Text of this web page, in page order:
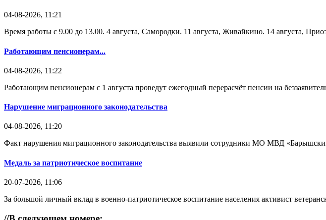
04-08-2026, 11:21
Время работы с 9.00 до 13.00. 4 августа, Самородки. 11 августа, Живайкино. 14 августа,
Работающим пенсионерам...
04-08-2026, 11:22
Работающим пенсионерам с 1 августа проведут ежегодный перерасчёт пенсии на
Нарушение миграционного законодательства
04-08-2026, 11:20
Факт нарушения миграционного законодательства выявили сотрудники МО МВД
Медаль за патриотическое воспитание
20-07-2026, 11:06
За большой личный вклад в военно-патриотическое воспитание населения активист